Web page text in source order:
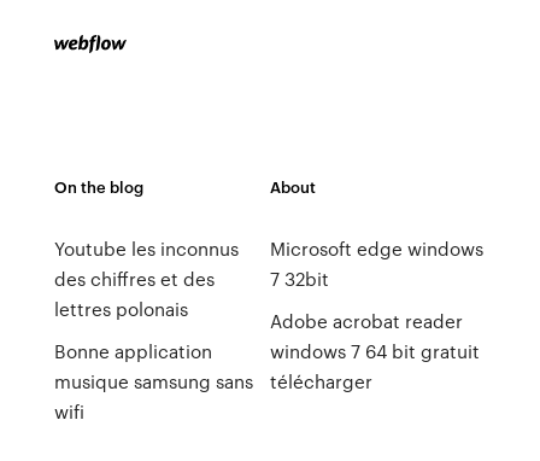
On the blog
Youtube les inconnus
des chiffres et des
lettres polonais
Bonne application
musique samsung sans
wifi
About
Microsoft edge windows
7 32bit
Adobe acrobat reader
windows 7 64 bit gratuit
télécharger